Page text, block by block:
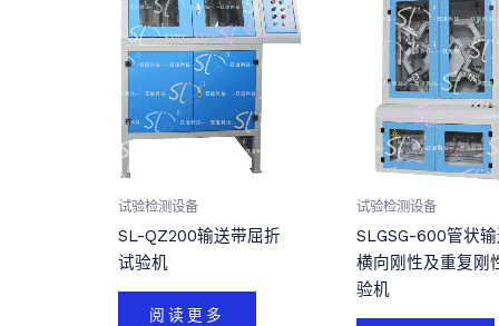
试验检测设备
SL-QZ200输送带屈折
试验机
阅读更多
试验检测设备
SLGSG-600管状
横向刚性及重复刚
验机